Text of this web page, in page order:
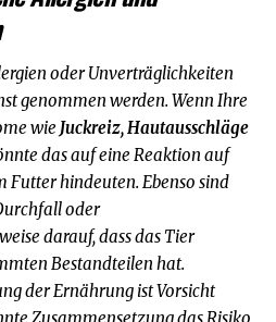
oder Unverträglichkeiten
genommen werden. Wenn Ihre
wie Juckreiz, Hautausschläge
das auf eine Reaktion auf
Futter hindeuten. Ebenso sind
oder
darauf, dass das Tier
Bestandteilen hat.
der Ernährung ist Vorsicht